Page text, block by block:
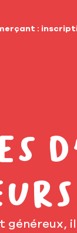
:
généreux,